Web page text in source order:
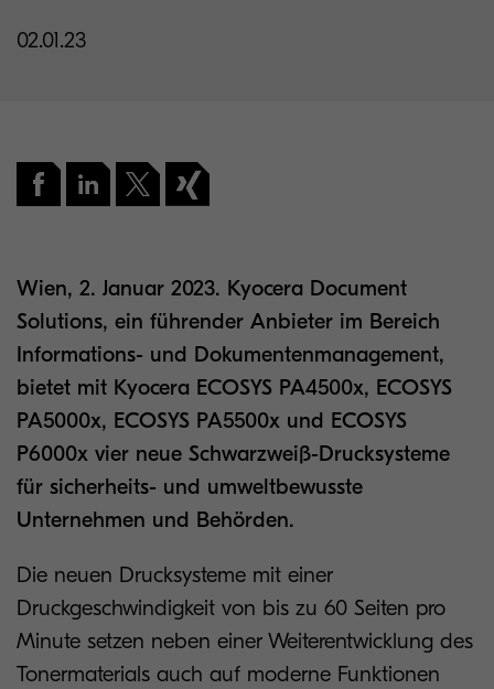
02.01.23
Wien, 2. Januar 2023. Kyocera Document
Solutions, ein führender Anbieter im Bereich
Informations- und Dokumentenmanagement,
bietet mit Kyocera ECOSYS PA4500x, ECOSYS
PA5000x, ECOSYS PA5500x und ECOSYS
P6000x vier neue Schwarzweiß-Drucksysteme
für sicherheits- und umweltbewusste
Unternehmen und Behörden.
Die neuen Drucksysteme mit einer
Druckgeschwindigkeit von bis zu 60 Seiten pro
Minute setzen neben einer Weiterentwicklung des
Tonermaterials auch auf moderne Funktionen